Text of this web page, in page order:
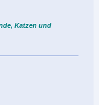
Katzen und